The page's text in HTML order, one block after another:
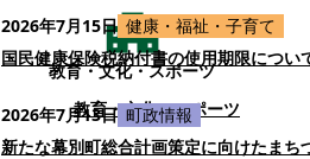
教育・文化・スポーツ
教育・文化・スポーツ
2026年7月15日 健康・福祉・子育て
国民健康保険税納付書の使用期限につい
2026年7月13日 町政情報
新たな幕別町総合計画策定に向けたまち